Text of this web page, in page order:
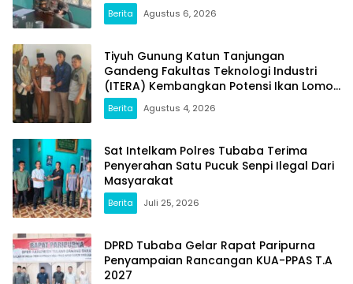
Berita Agustus 6, 2026
Tiyuh Gunung Katun Tanjungan
Gandeng Fakultas Teknologi Industri
(ITERA) Kembangkan Potensi Ikan Lomou
Menjadi Prodak Unggulan
Berita Agustus 4, 2026
Sat Intelkam Polres Tubaba Terima
Penyerahan Satu Pucuk Senpi Ilegal Dari
Masyarakat
Berita Juli 25, 2026
DPRD Tubaba Gelar Rapat Paripurna
Penyampaian Rancangan KUA-PPAS T.A
2027